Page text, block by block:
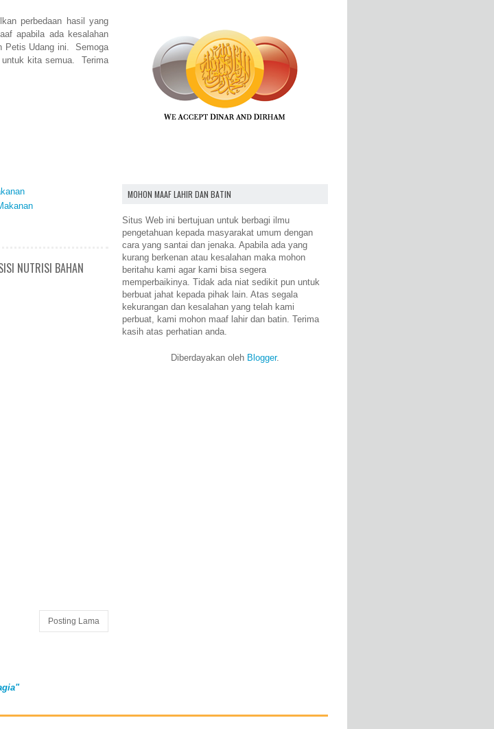
perbedaan hasil yang
apabila ada kesalahan
Petis Udang ini. Semoga
untuk kita semua. Terima
NUTRISI BAHAN
Posting Lama
MOHON MAAF LAHIR DAN BATIN
Situs Web ini bertujuan untuk berbagi ilmu
pengetahuan kepada masyarakat umum dengan
cara yang santai dan jenaka. Apabila ada yang
kurang berkenan atau kesalahan maka mohon
beritahu kami agar kami bisa segera
memperbaikinya. Tidak ada niat sedikit pun untuk
berbuat jahat kepada pihak lain. Atas segala
kekurangan dan kesalahan yang telah kami
perbuat, kami mohon maaf lahir dan batin. Terima
kasih atas perhatian anda.
Diberdayakan oleh Blogger.